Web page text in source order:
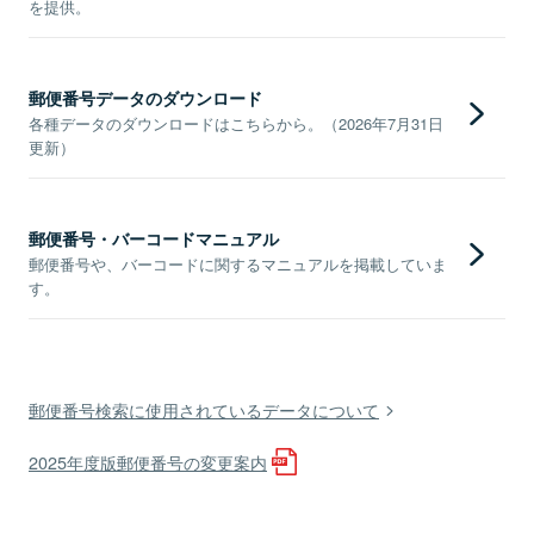
を提供。
郵便番号データのダウンロード
各種データのダウンロードはこちらから。（2026年7月31日
更新）
郵便番号・バーコードマニュアル
郵便番号や、バーコードに関するマニュアルを掲載していま
す。
郵便番号検索に使用されているデータについて
2025年度版郵便番号の変更案内